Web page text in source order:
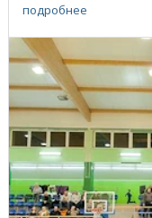
подробнее